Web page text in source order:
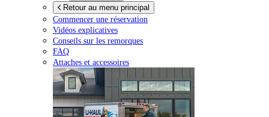
Retour au menu principal
Commencer une réservation
Vidéos explicatives
Conseils sur les remorques
FAQ
Attaches et accessoires